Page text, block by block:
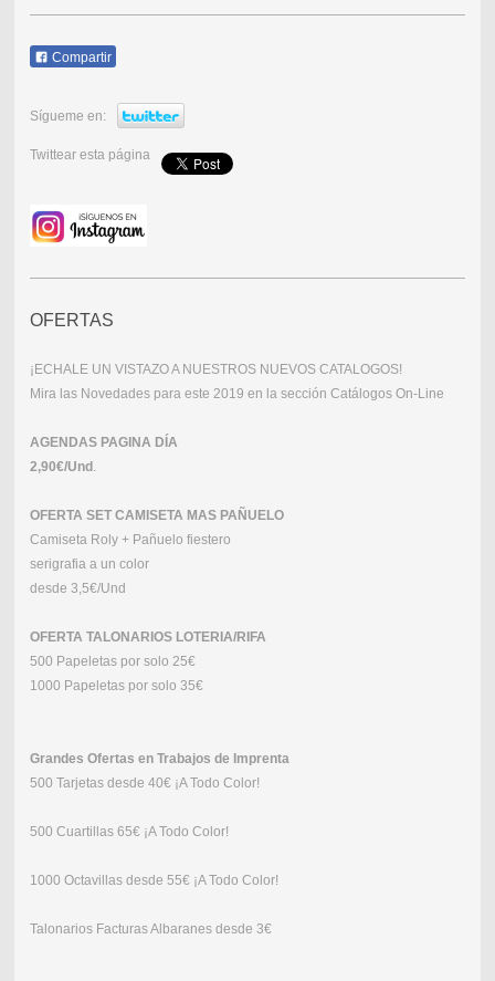
Compartir
Sígueme en:
Twittear esta página
OFERTAS
¡ECHALE UN VISTAZO A NUESTROS NUEVOS CATALOGOS!
Mira las Novedades para este 2019 en la sección Catálogos On-Line
AGENDAS PAGINA DÍA
2,90€/Und .
OFERTA SET CAMISETA MAS PAÑUELO
Camiseta Roly + Pañuelo fiestero
serigrafia a un color
desde 3,5€/Und
OFERTA TALONARIOS LOTERIA/RIFA
500 Papeletas por solo 25€
1000 Papeletas por solo 35€
Grandes Ofertas en Trabajos de Imprenta
500 Tarjetas desde 40€ ¡A Todo Color!
500 Cuartillas 65€ ¡A Todo Color!
1000 Octavillas desde 55€ ¡A Todo Color!
Talonarios Facturas Albaranes desde 3€